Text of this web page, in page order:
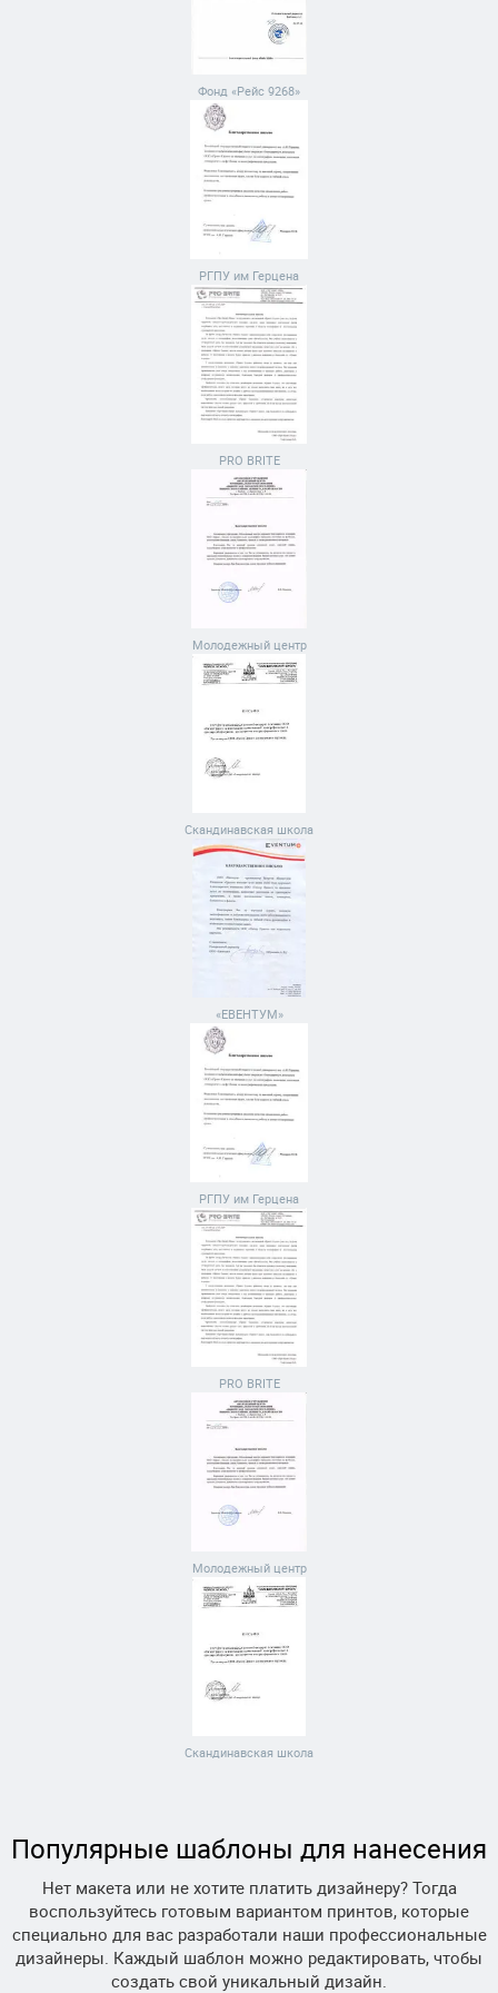
Фонд «Рейс 9268»
РГПУ им Герцена
PRO BRITE
Молодежный центр
Скандинавская школа
«ЕВЕНТУМ»
РГПУ им Герцена
PRO BRITE
Молодежный центр
Скандинавская школа
Популярные шаблоны для нанесения
Нет макета или не хотите платить дизайнеру? Тогда
воспользуйтесь готовым вариантом принтов, которые
специально для вас разработали наши профессиональные
дизайнеры. Каждый шаблон можно редактировать, чтобы
создать свой уникальный дизайн.